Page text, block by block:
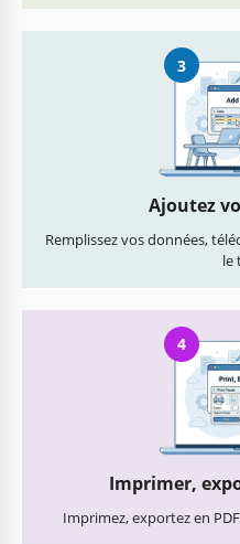
3
Ajoutez
Remplissez vos données,
le
4
Imprimer,
Imprimez, exportez en